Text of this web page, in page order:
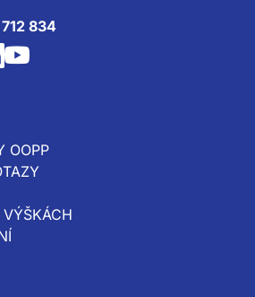
834
OOPP
VÝŠKÁCH